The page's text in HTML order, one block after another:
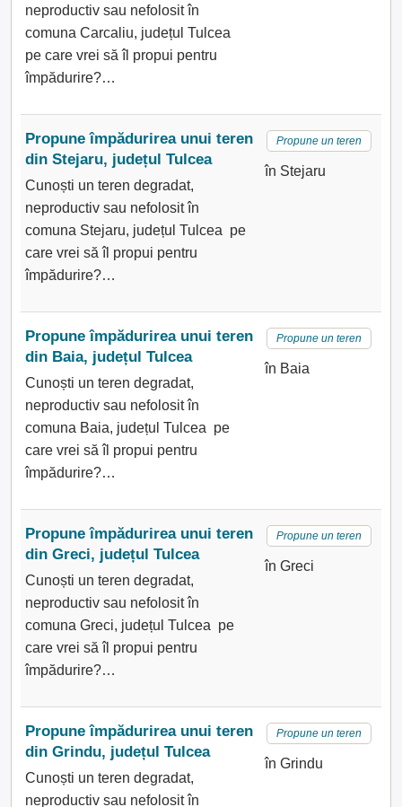
neproductiv sau nefolosit în
comuna Carcaliu, județul Tulcea
pe care vrei să îl propui pentru
împădurire?…
Propune împădurirea unui teren
din Stejaru, județul Tulcea
Cunoști un teren degradat,
neproductiv sau nefolosit în
comuna Stejaru, județul Tulcea pe
care vrei să îl propui pentru
împădurire?…
Propune un teren
în Stejaru
Propune împădurirea unui teren
din Baia, județul Tulcea
Cunoști un teren degradat,
neproductiv sau nefolosit în
comuna Baia, județul Tulcea pe
care vrei să îl propui pentru
împădurire?…
Propune un teren
în Baia
Propune împădurirea unui teren
din Greci, județul Tulcea
Cunoști un teren degradat,
neproductiv sau nefolosit în
comuna Greci, județul Tulcea pe
care vrei să îl propui pentru
împădurire?…
Propune un teren
în Greci
Propune împădurirea unui teren
din Grindu, județul Tulcea
Cunoști un teren degradat,
neproductiv sau nefolosit în
Propune un teren
în Grindu